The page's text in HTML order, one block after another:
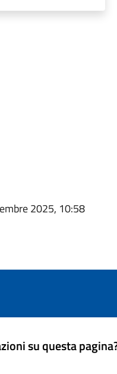
2025, 10:58
su questa